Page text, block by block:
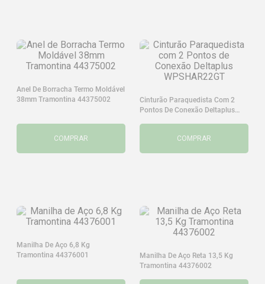
Anel De Borracha Termo Moldável
38mm Tramontina 44375002
COMPRAR
Cinturão Paraquedista Com 2
Pontos De Conexão Deltaplus
COMPRAR
Manilha De Aço 6,8 Kg
Tramontina 44376001
Manilha De Aço Reta 13,5 Kg
Tramontina 44376002